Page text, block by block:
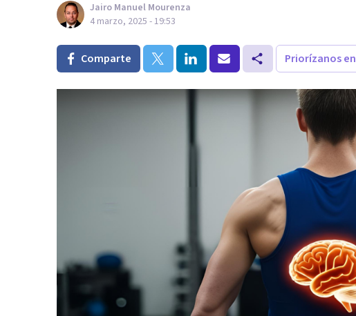
Jairo Manuel Mourenza
4 marzo, 2025 - 19:53
Comparte Priorízanos en